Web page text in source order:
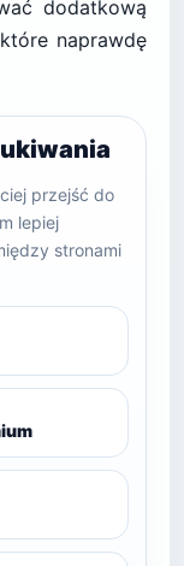
dodatkową
naprawdę
przejść do
lepiej
stronami